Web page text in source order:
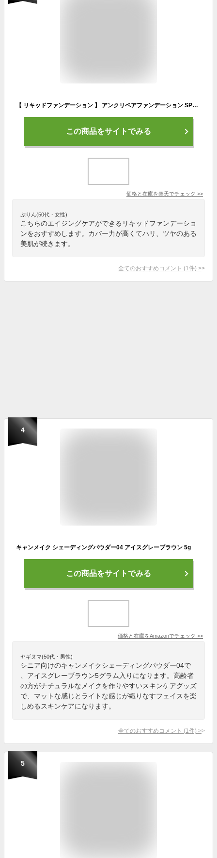
【 リキッドファンデーション 】 アンクリペアファンデーション SPF50+ PA++++ uv カバー力 美白ケア ファンデーション 日焼け止め 保湿 美白 uvケア ファンデ uvカット シワ改善 シワ スキンケア エイジングケア 薬用 美容液 エイジング ナイアシンアミド 医薬部外品
この商品をサイトでみる
価格と在庫を楽天でチェック >>
ぷりん(50代・女性)
こちらのエイジングケアができるリキッドファンデーショ
ンをおすすめします。カバー力が高くてハリ、ツヤのある
美肌が続きます。
全てのおすすめコメント (1 件) >
4
キャンメイク シェーディングパウダー04 アイスグレーブラウン 5g
この商品をサイトでみる
価格と在庫をAmazonでチェック >>
ヤギヌマ(50代・男性)
シニア向けのキャンメイクシェーディングパウダー04で
、アイスグレーブラウン5グラム入りになります。高齢者
の方がナチュラルなメイクを作りやすいスキンケアグッズ
で、マットな感じとライトな感じが織りなすフェイスを楽
しめるスキンケアになります。
全てのおすすめコメント (1 件) >
5